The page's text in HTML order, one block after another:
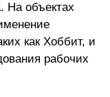
На объектах
как Хоббит, и
рабочих